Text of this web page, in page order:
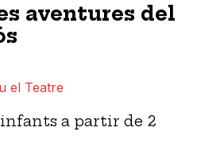
aventures del
el Teatre
a partir de 2